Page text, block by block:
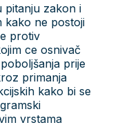
pitanju zakon i
kako ne postoji
protiv
ce osnivač
prije
primanja
kako bi se
vrstama